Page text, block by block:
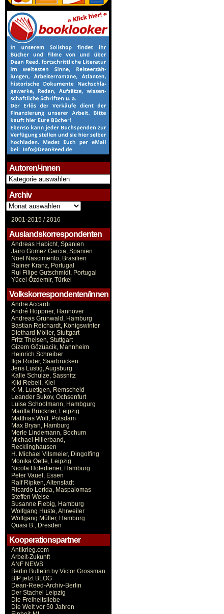
Autoren/-innen
Autoren/-
innen
Archiv
Archiv
2001-2015 /2016
Auslandskorrespondenten
Andreas Habicht, Spanien
Jairo Gomez Garcia, Spanien
Noel Nascimento, Brasilien
Rainer Kranz, Portugal
Rui Filipe Gutschmidt, Portugal
Yücel Özdemir, Türkei
Volkskorrespondenten/innen
Andre Accardi
André Höppner, Hannover
Andreas Grünwald, Hamburg
Bastian Reichardt, Königswinter
Diethard Möller, Stuttgart
Fritz Theisen, Stuttgart
Gizem Gözüacik, Mannheim
Heinrich Schreiber
Ilga Röder, Saarbrücken
Jens Lustig, Augsburg
Kalle Schulze, Sassnitz
Kiki Rebell, Kiel
K-M. Luettgen, Remscheid
Leander Sukov, Ochsenfurt
Luise Schoolmann, Hambgurg
Maritta Brückner, Leipzig
Matthias Wolf, Potsdam
Max Bryan, Hamburg
Merle Lindemann, Bochum
Michael Hillerband,
Recklinghausen
H. Michael Vilsmeier, Dingolfing
Monika Oette, Leipzig
Nicola Hofediener, Hamburg
Peter Vauel, Essen
Ralf Ripken, Altenstadt
Ricardo Lerida, Maspalomas
Steffen Weise
Susanne Fiebig, Hamburg
Wolfgang Huste, Ahrweiler
Wolfgang Müller, Hamburg
Quasi B., Dresden
Kooperationspartner
Antikrieg.com
Arbeit-Zukunft
ANF NEWS
Berlin Bulletin by Victor Grossman
BIP jetzt BLOG
Dean-Reed-Archiv-Berlin
Der Stachel Leipzig
Die Freiheitsliebe
Die Welt vor 50 Jahren